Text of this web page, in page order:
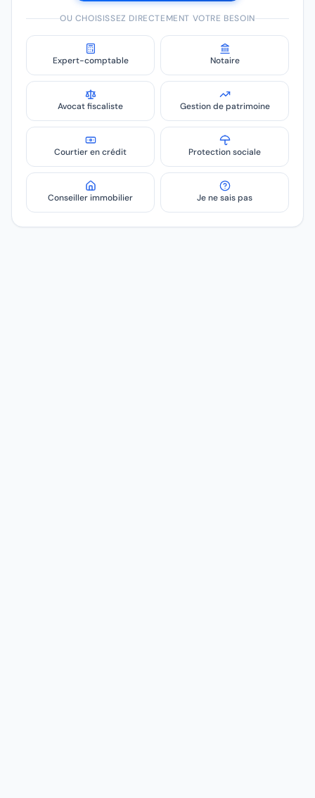
OU CHOISISSEZ DIRECTEMENT VOTRE BESOIN
Expert-comptable Notaire
Avocat fiscaliste Gestion de patrimoine
Courtier en crédit Protection sociale
Conseiller immobilier Je ne sais pas